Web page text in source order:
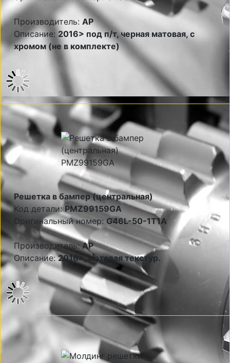
Производитель: AP
Описание: 2016> под п/т, черная матовая, с
хромом (не в комплекте)
Решетка в бампер (центральная)
Код детали:PMZ99159GA
Оригинальный номер: G46L-50-1T1A
Производитель:AP
Описание:2016>, матовая текстур.